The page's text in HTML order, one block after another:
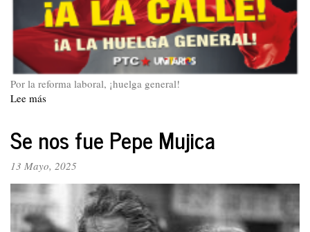
reforma
laboral
la
Consulta
Popular
Por la reforma laboral, ¡huelga general!
Lee más
47
Se nos fue Pepe Mujica
13 Mayo, 2025